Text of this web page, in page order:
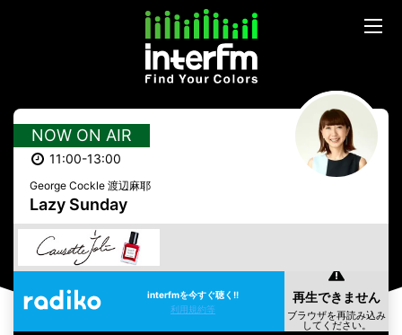
NOW ON AIR
11:00-13:00
George Cockle 渡辺麻耶
Lazy Sunday
interfmを今すぐ聴く!!
利用規約等